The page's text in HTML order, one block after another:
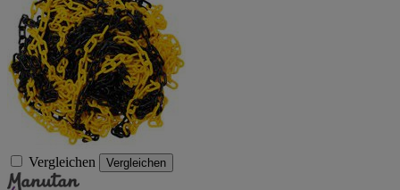
Vergleichen Vergleichen